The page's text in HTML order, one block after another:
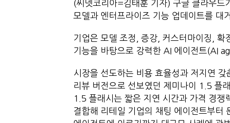
(씨넷코리아=김태훈 기자) 구글 클라우
모델과 엔터프라이즈 기능 업데이트를 대
기업은 모델 조정, 증강, 커스터마이징,
기능을 바탕으로 강력한 AI 에이전트(AI
시장을 선도하는 비용 효율성과 저지연
리뷰 버전으로 선보였던 제미나이 1.5 플
1.5 플래시는 짧은 지연 시간과 가격 경
결합해 리테일 기업의 채팅 에이전트부터